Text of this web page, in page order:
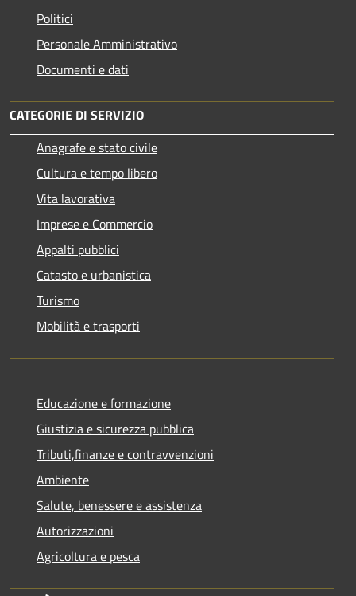
Politici
Personale Amministrativo
Documenti e dati
CATEGORIE DI SERVIZIO
Anagrafe e stato civile
Cultura e tempo libero
Vita lavorativa
Imprese e Commercio
Appalti pubblici
Catasto e urbanistica
Turismo
Mobilità e trasporti
Educazione e formazione
Giustizia e sicurezza pubblica
Tributi,finanze e contravvenzioni
Ambiente
Salute, benessere e assistenza
Autorizzazioni
Agricoltura e pesca